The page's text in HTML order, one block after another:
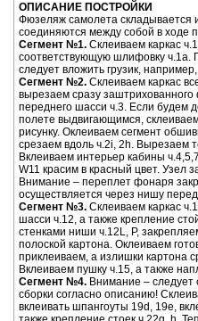
ОПИСАНИЕ ПОСТРОЙКИ
Фюзеляж самолета складывается
соединяются между собой в ходе
Сегмент №1. Склеиваем каркас
соответствующую шлифовку ч.1а.
следует вложить грузик,
Сегмент №2. Склеиваем каркас
вырезаем сразу
переднего шасси ч.3. Если будем
полете выдвигающимся,
рисунку. Оклеиваем сегмент
срезаем вдоль ч.2i, 2h. Вырезаем
Вклеиваем интерьер кабины
W11 красим в красный цвет. Узел
Внимание – переплет фонаря
осуществляется через нишу
Сегмент №3. Склеиваем каркас
шасси ч.12, а также крепление
стенками ниши ч.12L, P,
полоской картона. Оклеиваем
приклеиваем, а излишки картона
Вклеиваем пушку ч.15, а также
Сегмент №4. Внимание – следует
сборки согласно описанию!
вклеивать шпангоуты 19d, 19e,